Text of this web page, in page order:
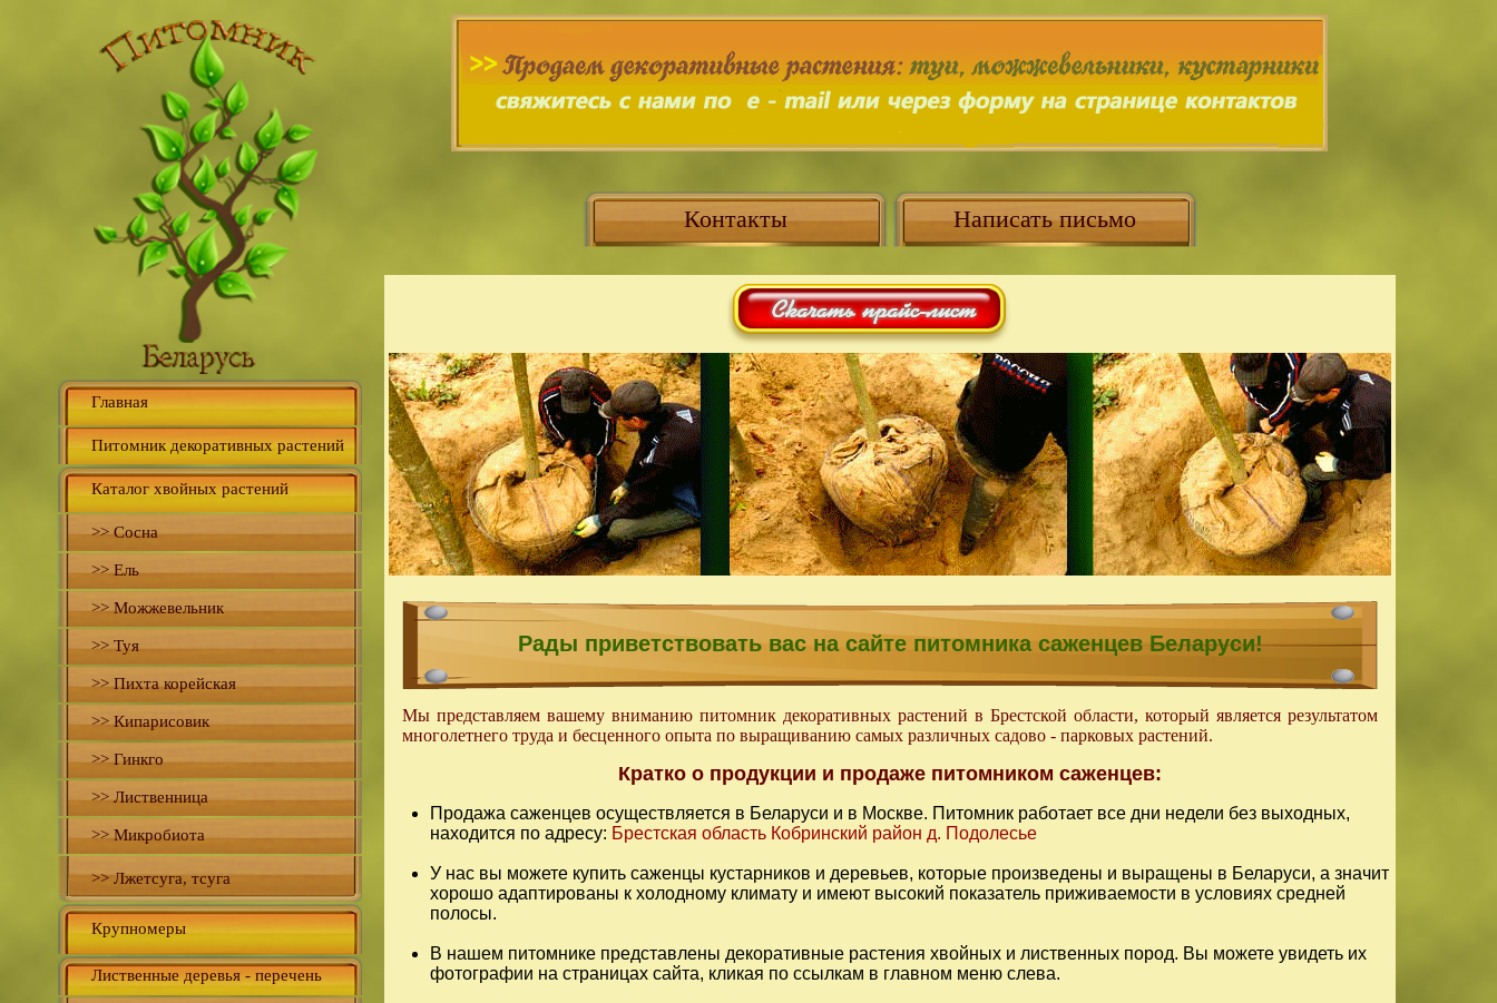
Главная
Питомник декоративных растений
Каталог хвойных растений
>> Сосна
>> Ель
>> Можжевельник
>> Туя
>> Пихта корейская
>> Кипарисовик
>> Гинкго
>> Лиственница
>> Микробиота
>> Лжетсуга, тсуга
Крупномеры
Лиственные деревья - перечень
Контакты Написать письмо
Рады приветствовать вас на сайте питомника саженцев Беларуси!
Мы представляем вашему вниманию питомник декоративных растений в Брестской области, который является результатом
многолетнего труда и бесценного опыта по выращиванию самых различных садово - парковых растений.
Кратко о продукции и продаже питомником саженцев:
Продажа саженцев осуществляется в Беларуси и в Москве. Питомник работает все дни недели без выходных,
находится по адресу: Брестская область Кобринский район д. Подолесье
У нас вы можете купить саженцы кустарников и деревьев, которые произведены и выращены в Беларуси, а значит
хорошо адаптированы к холодному климату и имеют высокий показатель приживаемости в условиях средней
полосы.
В нашем питомнике представлены декоративные растения хвойных и лиственных пород. Вы можете увидеть их
фотографии на страницах сайта, кликая по ссылкам в главном меню слева.